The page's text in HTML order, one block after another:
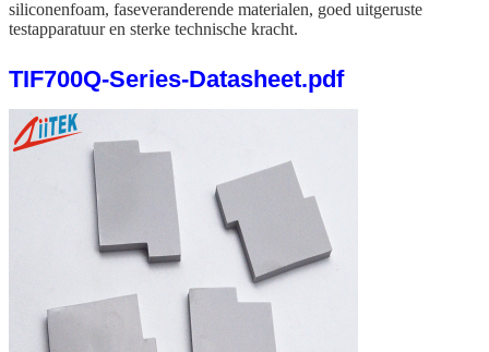
siliconenfoam, faseveranderende materialen, goed uitgeruste
testapparatuur en sterke technische kracht.
TIF700Q-Series-Datasheet.pdf